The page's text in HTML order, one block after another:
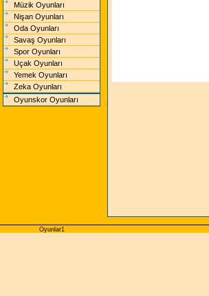
Müzik Oyunları
Nişan Oyunları
Oda Oyunları
Savaş Oyunları
Spor Oyunları
Uçak Oyunları
Yemek Oyunları
Zeka Oyunları
Oyunskor Oyunları
Oyunlar1